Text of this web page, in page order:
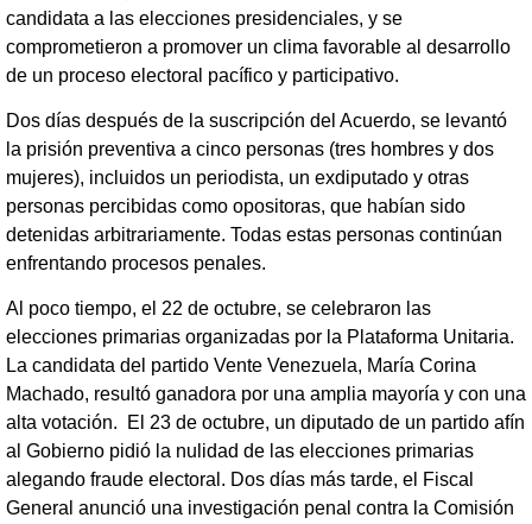
candidata a las elecciones presidenciales, y se
comprometieron a promover un clima favorable al desarrollo
de un proceso electoral pacífico y participativo.
Dos días después de la suscripción del Acuerdo, se levantó
la prisión preventiva a cinco personas (tres hombres y dos
mujeres), incluidos un periodista, un exdiputado y otras
personas percibidas como opositoras, que habían sido
detenidas arbitrariamente. Todas estas personas continúan
enfrentando procesos penales.
Al poco tiempo, el 22 de octubre, se celebraron las
elecciones primarias organizadas por la Plataforma Unitaria.
La candidata del partido Vente Venezuela, María Corina
Machado, resultó ganadora por una amplia mayoría y con una
alta votación. El 23 de octubre, un diputado de un partido afín
al Gobierno pidió la nulidad de las elecciones primarias
alegando fraude electoral. Dos días más tarde, el Fiscal
General anunció una investigación penal contra la Comisión